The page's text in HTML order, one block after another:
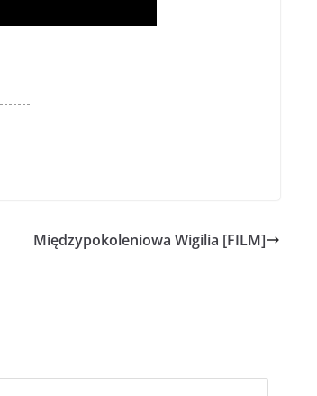
Międzypokoleniowa Wigilia [FILM]